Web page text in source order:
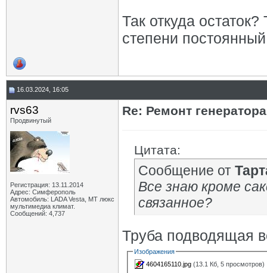
Так откуда
степени
16.03.2024, 16:05
rvs63
Продвинутый
Регистрация: 13.11.2014
Адрес: Симферополь
Автомобиль: LADA Vesta, МТ люкс
мультимедиа климат.
Сообщений: 4,737
Re: Ремонт
Цитата:
Сообщение от
Все знаю кроме
связанное?
Труба подводящая
Изображения
4604165110.jpg (13.1 Кб, 5 просмотров)